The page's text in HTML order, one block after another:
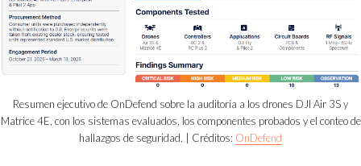
Resumen ejecutivo de OnDefend sobre la auditoría a los drones DJI Air 3S y
Matrice 4E, con los sistemas evaluados, los componentes probados y el conteo de
hallazgos de seguridad. | Créditos: OnDefend